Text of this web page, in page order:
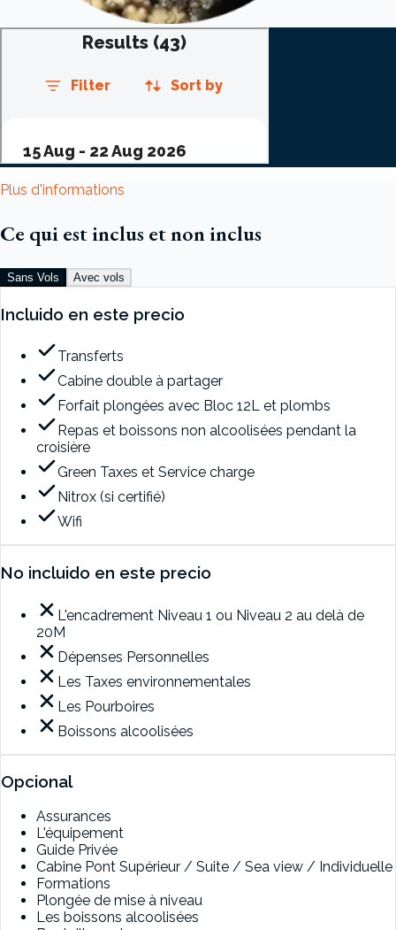
Plus d'informations
Ce qui est inclus et non inclus
Sans Vols Avec vols
Incluido en este precio
Transferts
Cabine double à partager
Forfait plongées avec Bloc 12L et plombs
Repas et boissons non alcoolisées pendant la
croisière
Green Taxes et Service charge
Nitrox (si certifié)
Wifi
No incluido en este precio
L'encadrement Niveau 1 ou Niveau 2 au delà de
20M
Dépenses Personnelles
Les Taxes environnementales
Les Pourboires
Boissons alcoolisées
Opcional
Assurances
L'équipement
Guide Privée
Cabine Pont Supérieur / Suite / Sea view / Individuelle
Formations
Plongée de mise à niveau
Les boissons alcoolisées